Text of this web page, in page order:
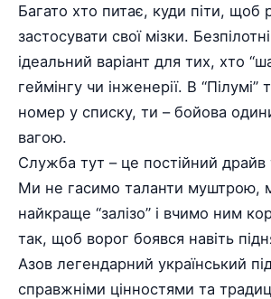
Багато хто питає, куди піти, щоб
застосувати свої мізки.
ідеальний варіант для тих, хто
геймінгу чи інженерії. В “Пілумі”
номер у списку, ти – бойова
вагою.
Служба тут – це постійний драйв
Ми не гасимо таланти муштрою,
найкраще “залізо” і вчимо ним
так, щоб ворог боявся навіть
Азов легендарний український
справжніми цінностями та